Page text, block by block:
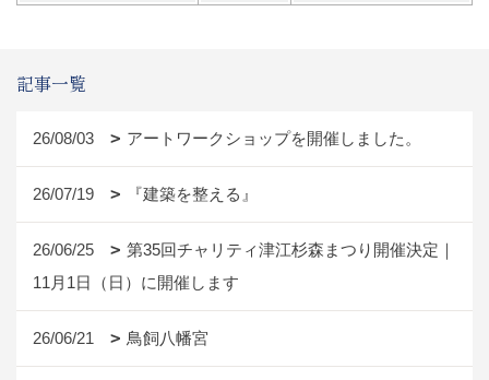
記事一覧
26/08/03 アートワークショップを開催しました。
26/07/19 『建築を整える』
26/06/25
第35回チャリティ津江杉森まつり開催決定｜
11月1日（日）に開催します
26/06/21 鳥飼八幡宮